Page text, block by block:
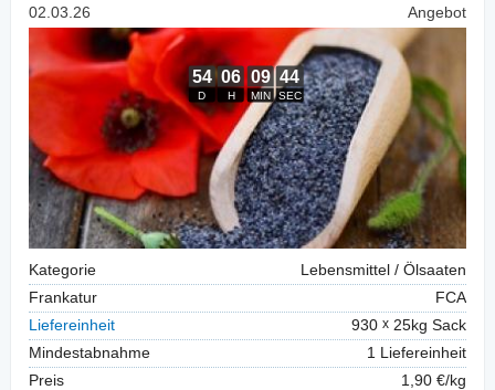
02.03.26 Angebot
Kategorie
Lebensmittel / Ölsaaten
Frankatur
FCA
Liefereinheit
930
25kg Sack
Mindestabnahme
1 Liefereinheit
Preis
1,90 €/kg